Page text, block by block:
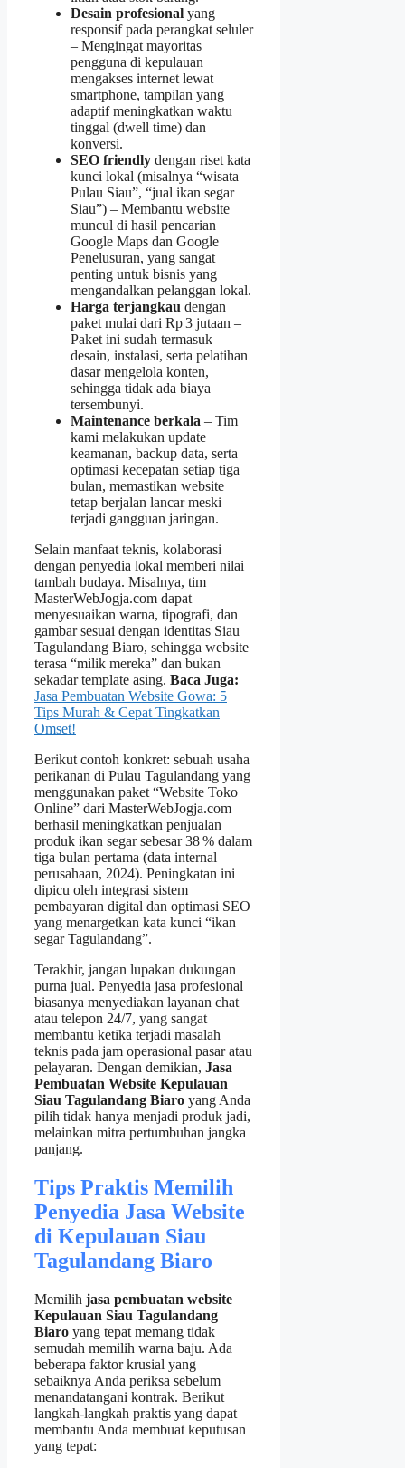
Desain profesional yang
responsif pada perangkat seluler
– Mengingat mayoritas
pengguna di kepulauan
mengakses internet lewat
smartphone, tampilan yang
adaptif meningkatkan waktu
tinggal (dwell time) dan
konversi.
SEO friendly dengan riset kata
kunci lokal (misalnya “wisata
Pulau Siau”, “jual ikan segar
Siau”) – Membantu website
muncul di hasil pencarian
Google Maps dan Google
Penelusuran, yang sangat
penting untuk bisnis yang
mengandalkan pelanggan lokal.
Harga terjangkau dengan
paket mulai dari Rp 3 jutaan –
Paket ini sudah termasuk
desain, instalasi, serta pelatihan
dasar mengelola konten,
sehingga tidak ada biaya
tersembunyi.
Maintenance berkala – Tim
kami melakukan update
keamanan, backup data, serta
optimasi kecepatan setiap tiga
bulan, memastikan website
tetap berjalan lancar meski
terjadi gangguan jaringan.
Selain manfaat teknis, kolaborasi
dengan penyedia lokal memberi nilai
tambah budaya. Misalnya, tim
MasterWebJogja.com dapat
menyesuaikan warna, tipografi, dan
gambar sesuai dengan identitas Siau
Tagulandang Biaro, sehingga website
terasa “milik mereka” dan bukan
sekadar template asing. Baca Juga:
Jasa Pembuatan Website Gowa: 5
Tips Murah & Cepat Tingkatkan
Omset!
Berikut contoh konkret: sebuah usaha
perikanan di Pulau Tagulandang yang
menggunakan paket “Website Toko
Online” dari MasterWebJogja.com
berhasil meningkatkan penjualan
produk ikan segar sebesar 38 % dalam
tiga bulan pertama (data internal
perusahaan, 2024). Peningkatan ini
dipicu oleh integrasi sistem
pembayaran digital dan optimasi SEO
yang menargetkan kata kunci “ikan
segar Tagulandang”.
Terakhir, jangan lupakan dukungan
purna jual. Penyedia jasa profesional
biasanya menyediakan layanan chat
atau telepon 24/7, yang sangat
membantu ketika terjadi masalah
teknis pada jam operasional pasar atau
pelayaran. Dengan demikian, Jasa
Pembuatan Website Kepulauan
Siau Tagulandang Biaro yang Anda
pilih tidak hanya menjadi produk jadi,
melainkan mitra pertumbuhan jangka
panjang.
Tips Praktis Memilih
Penyedia Jasa Website
di Kepulauan Siau
Tagulandang Biaro
Memilih jasa pembuatan website
Kepulauan Siau Tagulandang
Biaro yang tepat memang tidak
semudah memilih warna baju. Ada
beberapa faktor krusial yang
sebaiknya Anda periksa sebelum
menandatangani kontrak. Berikut
langkah‑langkah praktis yang dapat
membantu Anda membuat keputusan
yang tepat: